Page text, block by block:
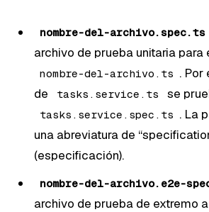
nombre-del-archivo.spec.ts
archivo de prueba unitaria para
nombre-del-archivo.ts . Por
de
tasks.service.ts se
tasks.service.spec.ts . La
una abreviatura de
(especificación).
nombre-del-archivo.e2e-
archivo de prueba de extremo